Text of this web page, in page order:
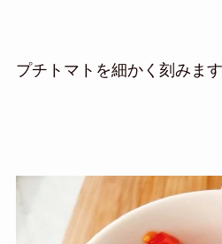
プチトマトを細かく刻みます